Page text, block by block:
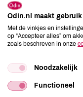
Lactose
Lupine
Mosterd
Noten
Selderij
Sesam
Odin.nl maakt
Met de vinkjes en
op “Accepteer alles” om
zoals beschreven in onze
Noodzakelijk
Functioneel